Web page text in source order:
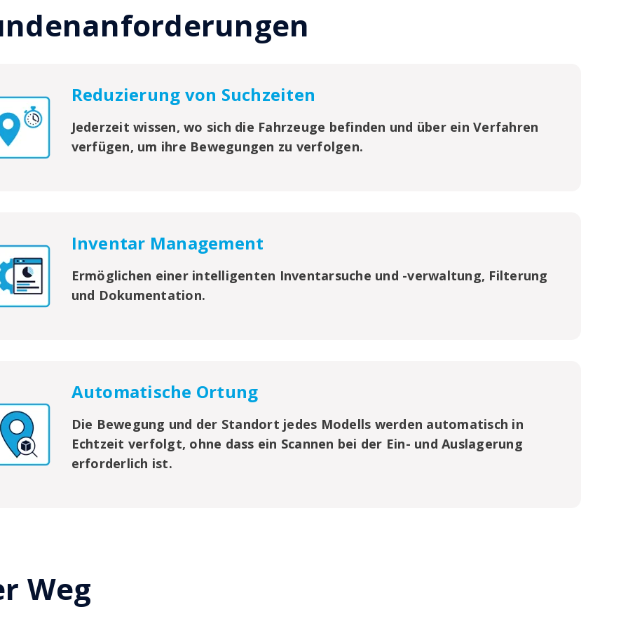
Reduzierung von Suchzeiten
Jederzeit wissen, wo sich die Fahrzeuge befinden und über ein Verfahren
verfügen, um ihre Bewegungen zu verfolgen.
Inventar Management
Ermöglichen einer intelligenten Inventarsuche und -verwaltung, Filterung
und Dokumentation.
Automatische Ortung
Die Bewegung und der Standort jedes Modells werden automatisch in
Echtzeit verfolgt, ohne dass ein Scannen bei der Ein- und Auslagerung
erforderlich ist.
Weg